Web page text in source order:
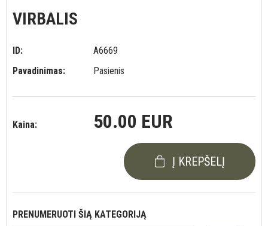
VIRBALIS
ID:
A6669
Pavadinimas:
Pasienis
Kaina: 50.00 EUR
Į KREPŠELĮ
PRENUMERUOTI ŠIĄ KATEGORIJĄ